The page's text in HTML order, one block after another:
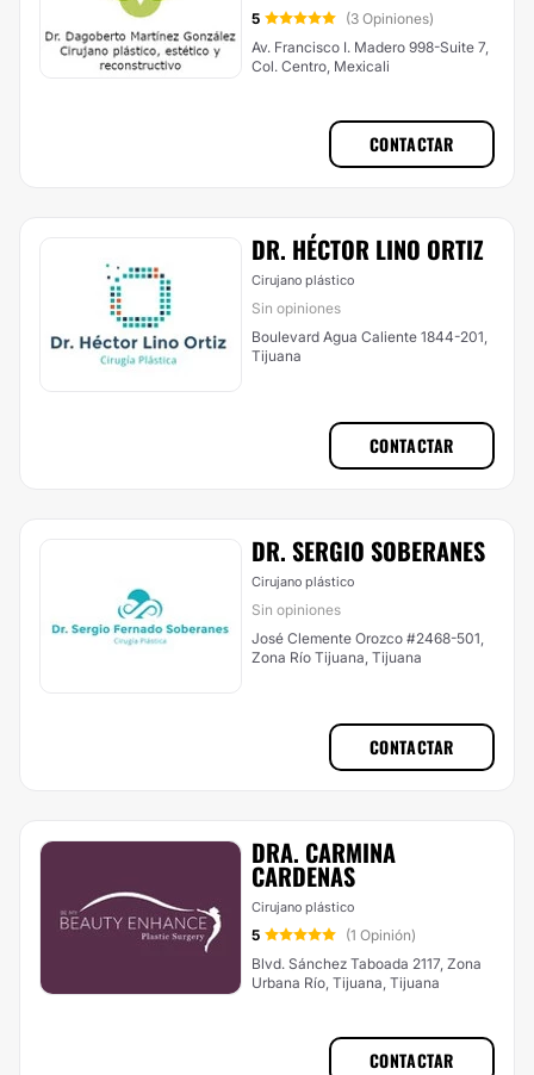
5
(3 Opiniones)
Av. Francisco I. Madero 998-Suite 7,
Col. Centro, Mexicali
CONTACTAR
DR. HÉCTOR LINO ORTIZ
Cirujano plástico
Sin opiniones
Boulevard Agua Caliente 1844-201,
Tijuana
CONTACTAR
DR. SERGIO SOBERANES
Cirujano plástico
Sin opiniones
José Clemente Orozco #2468-501,
Zona Río Tijuana, Tijuana
CONTACTAR
DRA. CARMINA
CARDENAS
Cirujano plástico
5
(1 Opinión)
Blvd. Sánchez Taboada 2117, Zona
Urbana Río, Tijuana, Tijuana
CONTACTAR